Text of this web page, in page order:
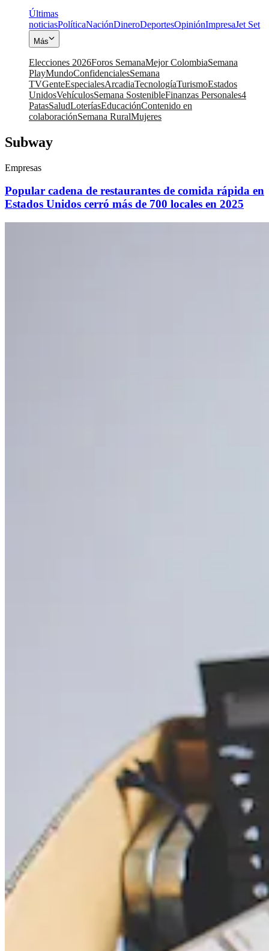
Últimas
noticiasPolíticaNaciónDineroDeportesOpiniónImpresaJet Set
Más
Elecciones 2026Foros SemanaMejor ColombiaSemana
PlayMundoConfidencialesSemana
TVGenteEspecialesArcadiaTecnologíaTurismoEstados
UnidosVehículosSemana SostenibleFinanzas Personales4
PatasSaludLoteríasEducaciónContenido en
colaboraciónSemana RuralMujeres
Subway
Empresas
Popular cadena de restaurantes de comida rápida en
Estados Unidos cerró más de 700 locales en 2025